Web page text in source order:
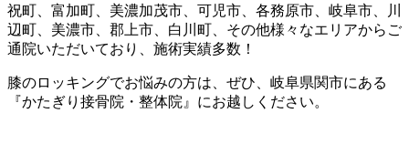
祝町、富加町、美濃加茂市、可児市、各務原市、岐阜市、川
辺町、美濃市、郡上市、白川町、その他様々なエリアからご
通院いただいており、施術実績多数！
膝のロッキングでお悩みの方は、ぜひ、岐阜県関市にある
『かたぎり接骨院・整体院』にお越しください。